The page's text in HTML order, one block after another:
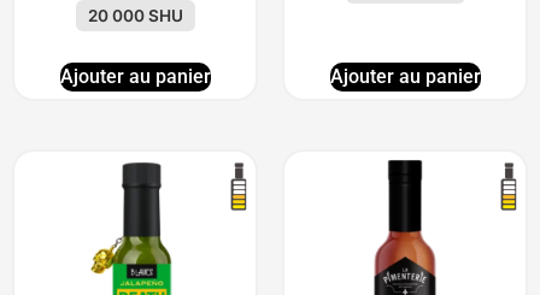
20 000 SHU
Ajouter au panier Ajouter au panier